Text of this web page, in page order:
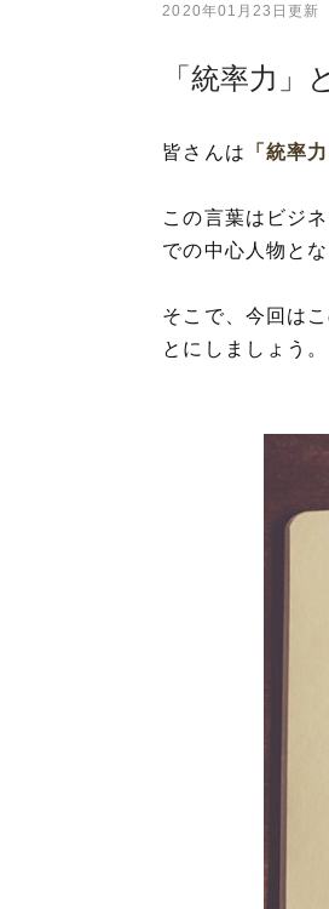
2020年01月23日更新
「統率力
皆さんは 「統率力
この言葉はビジ
での中心人物とな
そこで、今回は
とにしましょう。